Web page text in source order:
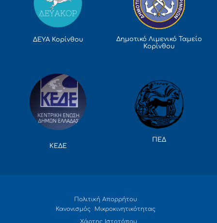
ΔΕΥΑ Κορίνθου
Δημοτικό Λιμενικό Ταμείο
Κορίνθου
ΚΕΔΕ
ΠΕΔ
Πολιτική Απορρήτου
Κανονισμός Μικροκινητικότητας